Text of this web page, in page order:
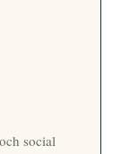
social